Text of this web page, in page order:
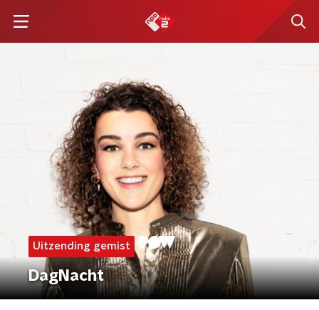
Uitzending gemist
DagNacht